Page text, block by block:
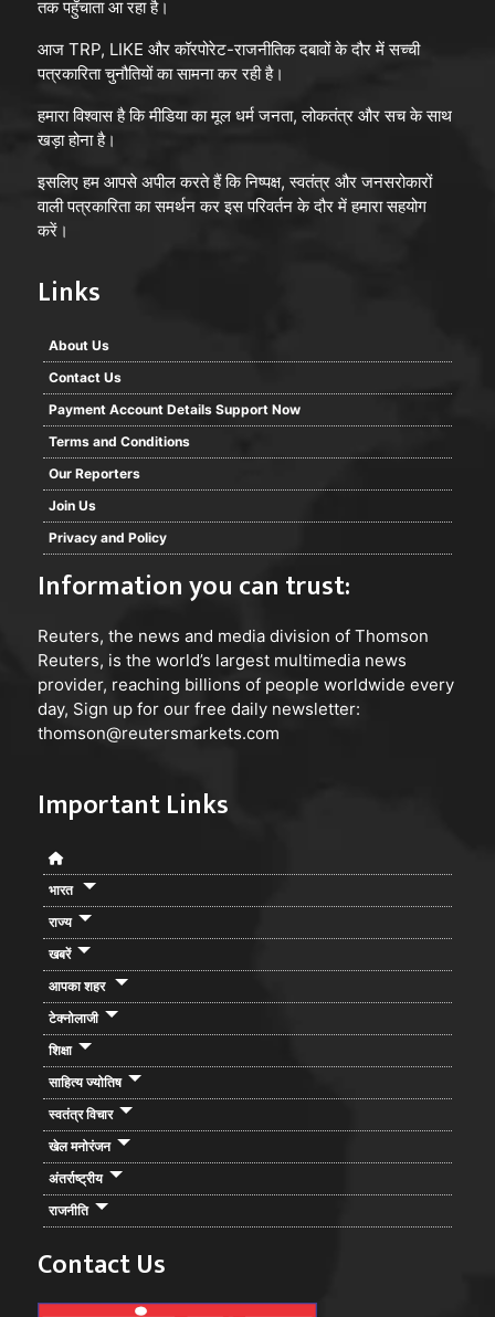
तक पहुँचाता आ रहा है।
आज TRP, LIKE और कॉरपोरेट-राजनीतिक दबावों के दौर में सच्ची
पत्रकारिता चुनौतियों का सामना कर रही है।
हमारा विश्वास है कि मीडिया का मूल धर्म जनता, लोकतंत्र और सच के साथ
खड़ा होना है।
इसलिए हम आपसे अपील करते हैं कि निष्पक्ष, स्वतंत्र और जनसरोकारों
वाली पत्रकारिता का समर्थन कर इस परिवर्तन के दौर में हमारा सहयोग
करें।
Links
About Us
Contact Us
Payment Account Details Support Now
Terms and Conditions
Our Reporters
Join Us
Privacy and Policy
Information you can trust:
Reuters, the news and media division of Thomson
Reuters, is the world’s largest multimedia news
provider, reaching billions of people worldwide every
day, Sign up for our free daily newsletter:
thomson@reutersmarkets.com
Important Links
भारत
राज्य
खबरें
आपका शहर
टेक्नोलाजी
शिक्षा
साहित्य ज्योतिष
स्वतंत्र विचार
खेल मनोरंजन
अंतर्राष्ट्रीय
राजनीति
Contact Us